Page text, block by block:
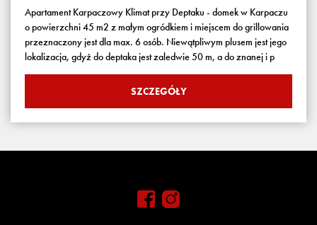
Apartament Karpaczowy Klimat przy Deptaku - domek w Karpaczu
o powierzchni 45 m2 z małym ogródkiem i miejscem do grillowania
przeznaczony jest dla max. 6 osób. Niewątpliwym plusem jest jego
lokalizacja, gdyż do deptaka jest zaledwie 50 m, a do znanej i p
SZCZEGÓŁY